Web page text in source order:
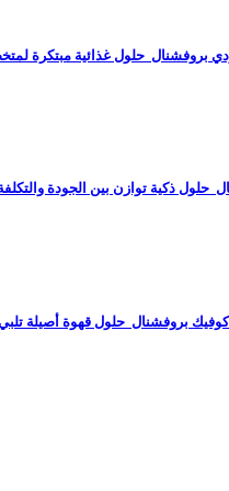
بروفشنال
كوفيك بروفشنال